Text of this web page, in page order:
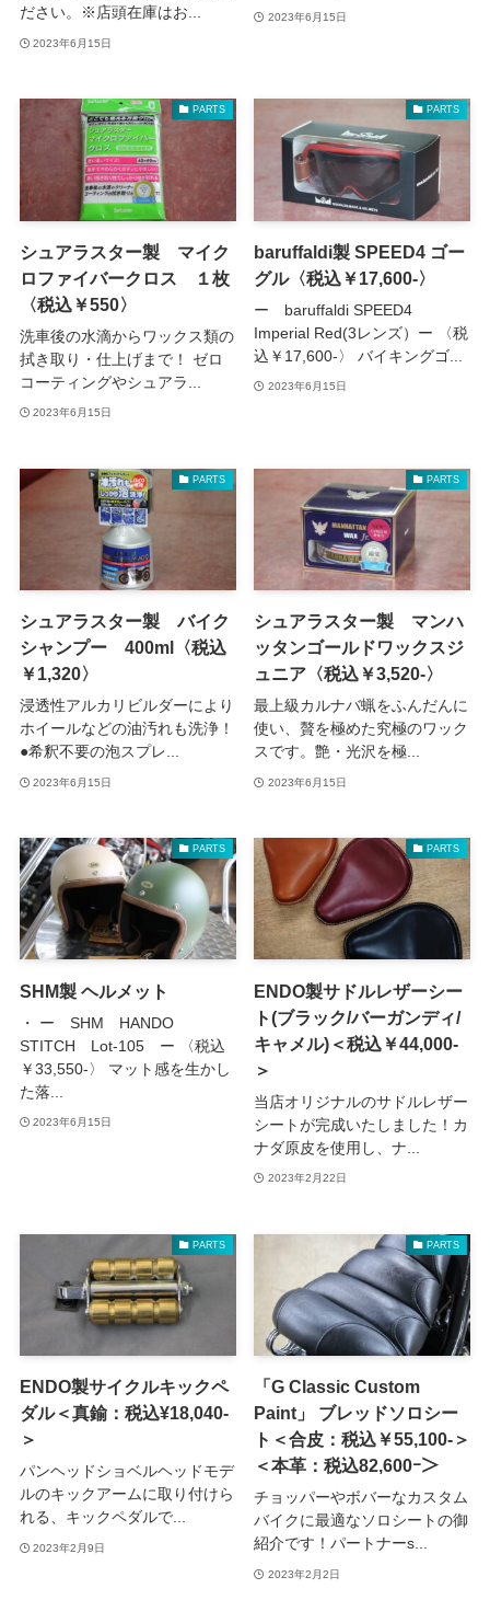
ださい。※店頭在庫はお...
2023年6月15日
2023年6月15日
PARTS
シュアラスター製 マイク
ロファイバークロス １枚
〈税込￥550〉
洗車後の水滴からワックス類の
拭き取り・仕上げまで！ ゼロ
コーティングやシュアラ...
2023年6月15日
PARTS
baruffaldi製 SPEED4 ゴー
グル〈税込￥17,600‐〉
ー baruffaldi SPEED4
Imperial Red(3レンズ）ー 〈税
込￥17,600-〉 バイキングゴ...
2023年6月15日
PARTS
シュアラスター製 バイク
シャンプー 400ml〈税込
￥1,320〉
浸透性アルカリビルダーにより
ホイールなどの油汚れも洗浄！
●希釈不要の泡スプレ...
2023年6月15日
PARTS
シュアラスター製 マンハ
ッタンゴールドワックスジ
ュニア〈税込￥3,520‐〉
最上級カルナバ蝋をふんだんに
使い、贅を極めた究極のワック
スです。艶・光沢を極...
2023年6月15日
PARTS
SHM製 ヘルメット
・ ー SHM HANDO
STITCH Lot-105 ー 〈税込
￥33,550‐〉 マット感を生かし
た落...
2023年6月15日
PARTS
ENDO製サドルレザーシー
ト(ブラック/バーガンディ/
キャメル)＜税込￥44,000-
＞
当店オリジナルのサドルレザー
シートが完成いたしました！カ
ナダ原皮を使用し、ナ...
2023年2月22日
PARTS
ENDO製サイクルキックペ
ダル＜真鍮：税込¥18,040-
＞
パンヘッドショベルヘッドモデ
ルのキックアームに取り付けら
れる、キックペダルで...
2023年2月9日
PARTS
「G Classic Custom
Paint」 ブレッドソロシー
ト＜合皮：税込￥55,100-＞
＜本革：税込82,600ｰ＞
チョッパーやボバーなカスタム
バイクに最適なソロシートの御
紹介です！パートナーs...
2023年2月2日